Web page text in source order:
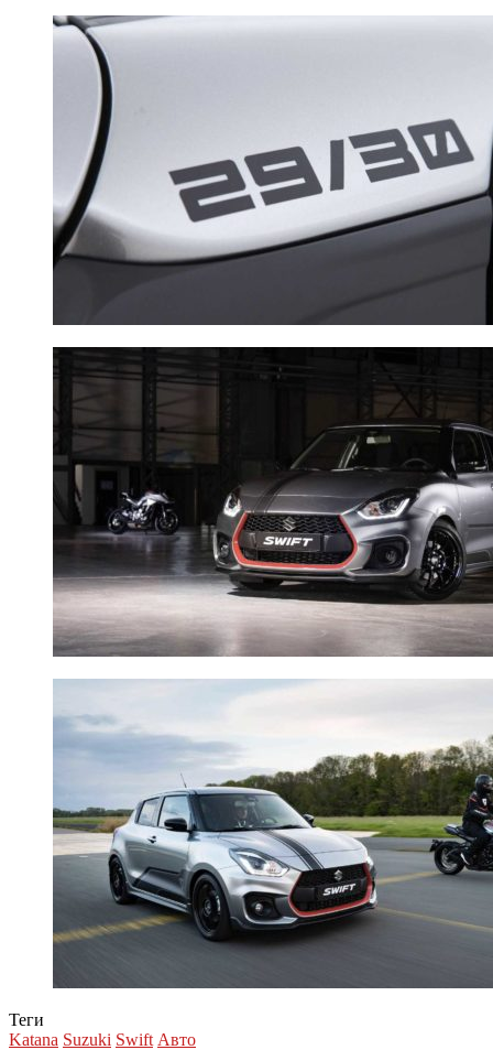
Теги
Katana Suzuki Swift Авто